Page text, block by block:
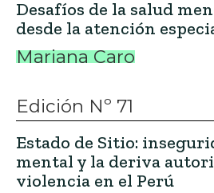
Desafíos de la salud
desde la atención
Mariana Caro
Edición Nº 71
Estado de Sitio:
mental y la deriva
violencia en el Perú